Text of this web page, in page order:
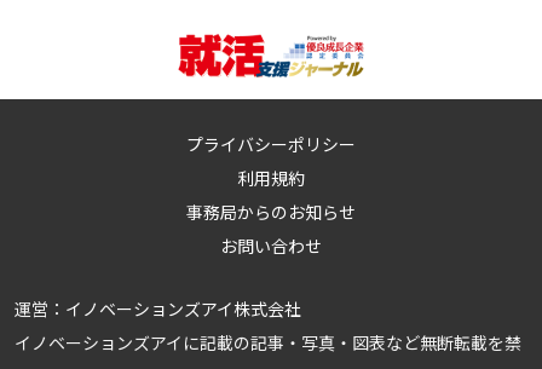
プライバシーポリシー
利用規約
事務局からのお知らせ
お問い合わせ
運営： イノベーションズアイ株式会社
イノベーションズアイに記載の記事・写真・図表など無断転載を禁